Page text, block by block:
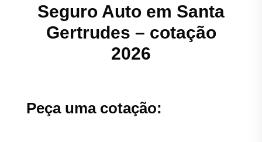
Seguro Auto em Santa
Gertrudes – cotação
2026
Peça uma cotação: